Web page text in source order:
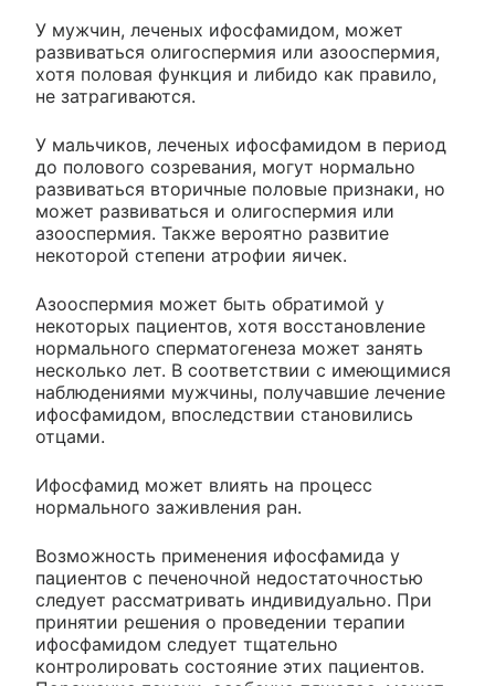
У мужчин, леченых ифосфамидом, может
развиваться олигоспермия или азооспермия,
хотя половая функция и либидо как правило,
не затрагиваются.
У мальчиков, леченых ифосфамидом в период
до полового созревания, могут нормально
развиваться вторичные половые признаки, но
может развиваться и олигоспермия или
азооспермия. Также вероятно развитие
некоторой степени атрофии яичек.
Азооспермия может быть обратимой у
некоторых пациентов, хотя восстановление
нормального сперматогенеза может занять
несколько лет. В соответствии с имеющимися
наблюдениями мужчины, получавшие лечение
ифосфамидом, впоследствии становились
отцами.
Ифосфамид может влиять на процесс
нормального заживления ран.
Возможность применения ифосфамида у
пациентов с печеночной недостаточностью
следует рассматривать индивидуально. При
принятии решения о проведении терапии
ифосфамидом следует тщательно
контролировать состояние этих пациентов.